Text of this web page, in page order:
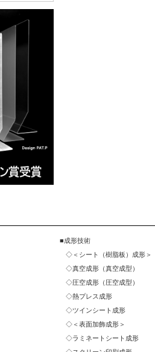
成形技術
＜シート（樹脂板）成形＞
真空成形（真空成型）
圧空成形（圧空成型）
熱プレス成形
ツインシート成形
＜表面加飾成形＞
ラミネートシート成形